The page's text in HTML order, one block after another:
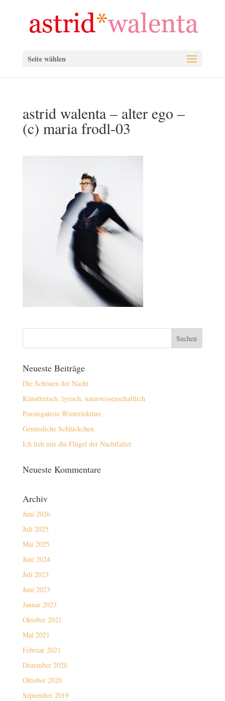
Seite wählen
astrid walenta – alter ego –
(c) maria frodl-03
Neueste Beiträge
Die Schönen der Nacht
Künstlerisch, lyrisch, naturwissenschaftlich
Poesiegalerie Winterlektüre
Genüssliche Schlückchen
Ich lieh mir die Flügel der Nachtfalter
Neueste Kommentare
Archiv
Juni 2026
Juli 2025
Mai 2025
Juni 2024
Juli 2023
Juni 2023
Januar 2023
Oktober 2021
Mai 2021
Februar 2021
Dezember 2020
Oktober 2020
September 2019